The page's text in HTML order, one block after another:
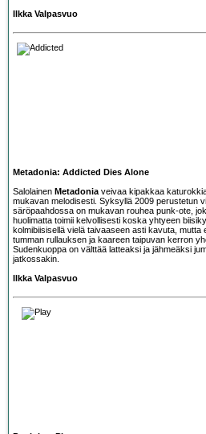
Ilkka Valpasvuo
Metadonia: Addicted Dies Alone
Salolainen Metadonia veivaa kipakkaa
mukavan melodisesti. Syksyllä 2009 perustetun
säröpaahdossa on mukavan rouhea punk-ote,
huolimatta toimii kelvollisesti koska yhtyeen
kolmibiisisellä vielä taivaaseen asti kavuta, mutta
tumman rullauksen ja kaareen taipuvan kerron
Sudenkuoppa on välttää latteaksi ja jähmeäksi
jatkossakin.
Ilkka Valpasvuo